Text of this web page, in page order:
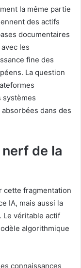
la même partie
des actifs
documentaires
les
fine des
La question
systèmes
dans des
de la
cette fragmentation
IA, mais aussi la
Le véritable actif
algorithmique
connaissances